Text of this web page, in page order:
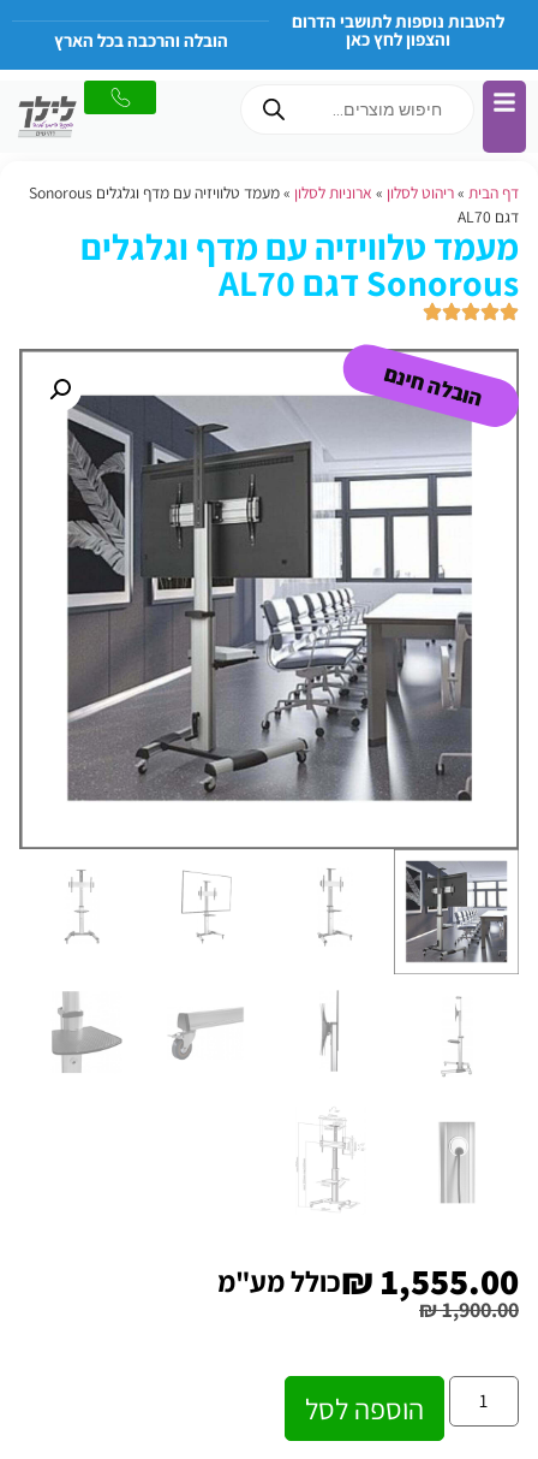
להטבות נוספות לתושבי הדרום
והצפון לחץ כאן הובלה והרכבה בכל הארץ
דף הבית »ריהוט לסלון » ארוניות לסלון »
מעמד טלוויזיה עם מדף וגלגלים Sonorous
דגם AL70
מעמד טלוויזיה עם מדף וגלגלים
Sonorous דגם AL70
הובלה חינם
₪1,900.00
₪ 1,555.00 כולל מע"מ
הוספה לסל